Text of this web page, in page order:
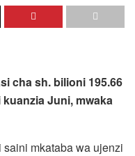
cha sh. bilioni 195.66
Juni, mwaka
mkataba wa ujenzi